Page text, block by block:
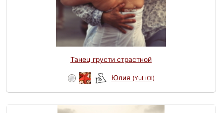
Танец грусти страстной
Юлия (YuLiOl)